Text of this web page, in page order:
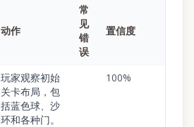
动作
常
见
错
误
置信度
玩家观察初始
关卡布局，包
括蓝色球、沙
环和各种门。
100%